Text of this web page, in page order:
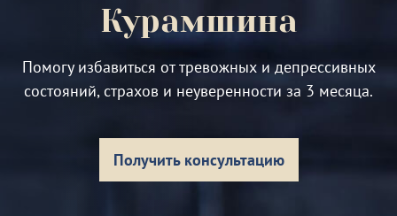
Курамшина
Помогу избавиться от тревожных и депрессивных
состояний, страхов и неуверенности за 3 месяца.
Получить консультацию